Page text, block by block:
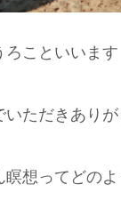
ろこといいま
ただきありが
瞑想ってどの